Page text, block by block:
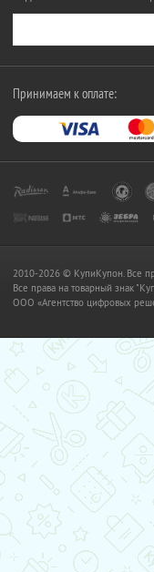
Принимаем к оплате:
2010-2026 © КупиКупон. Все
Все права на товарный знак
OOO «Агентство цифровых